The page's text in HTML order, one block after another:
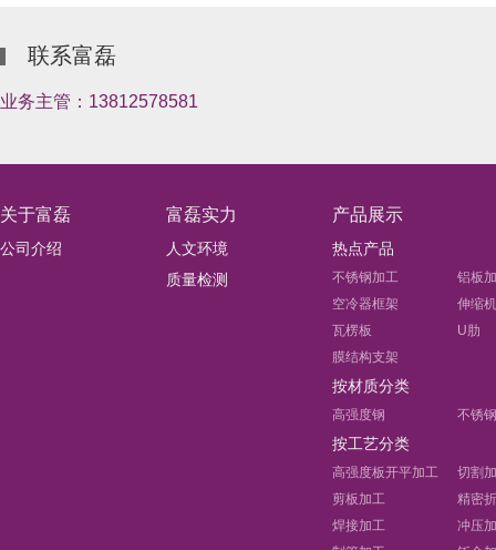
联系富磊
业务主管：13812578581
关于富磊
公司介绍
富磊实力
人文环境
质量检测
产品展示
热点产品
不锈钢加工
铝板
空冷器框架
伸缩
瓦楞板
U肋
膜结构支架
按材质分类
高强度钢 不锈钢
按工艺分类
高强度板开平加工
切割
剪板加工
精密
焊接加工
冲压